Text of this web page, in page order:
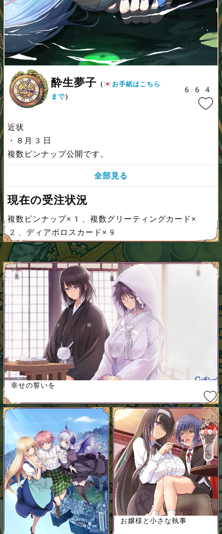
酔生夢子 （ 💌お手紙はこちら
まで）
664
近状
・８月3日
複数ピンナップ公開です。
全部見る
現在の受注状況
複数ピンナップ×1、複数グリーティングカード×
2、ディアボロスカード×9
幸せの誓いを
お嬢様と小さな執事